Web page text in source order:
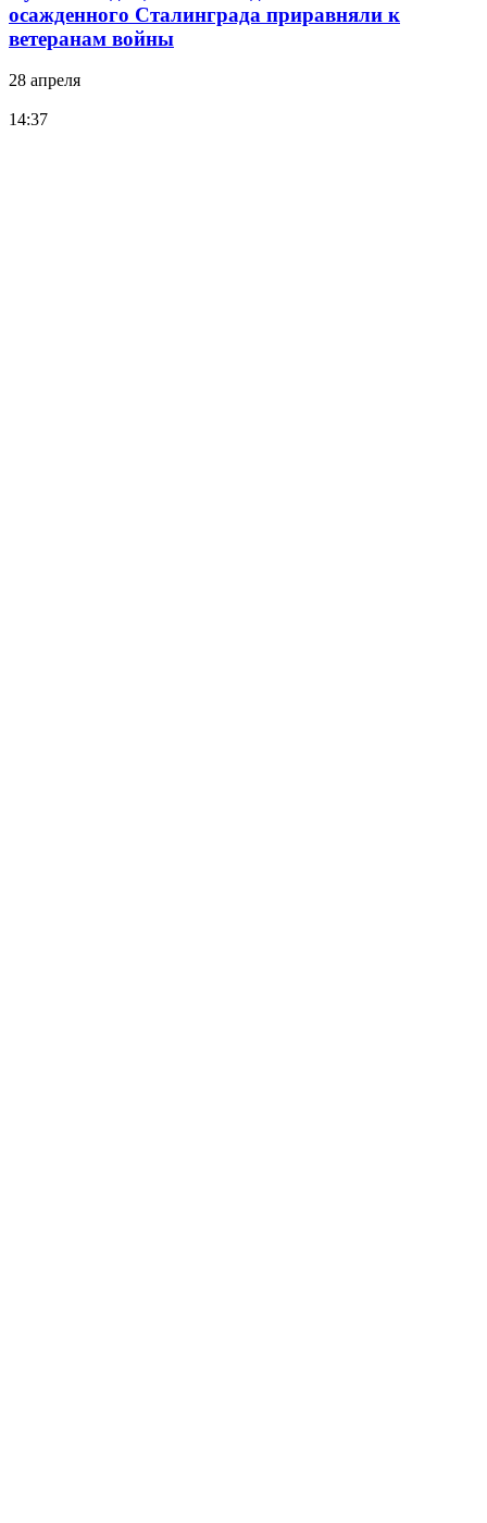
осажденного Сталинграда приравняли к
ветеранам войны
28 апреля
14:37